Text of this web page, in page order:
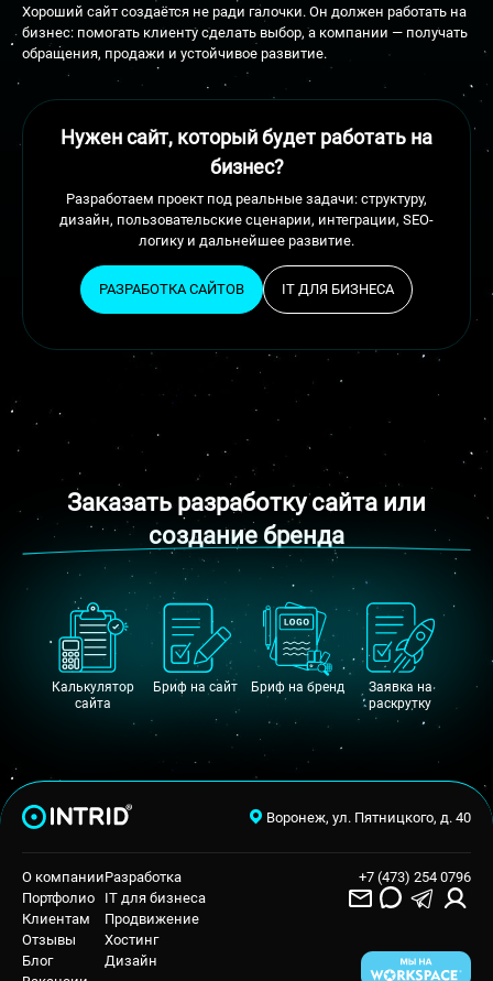
Хороший сайт создаётся не ради галочки. Он должен работать на
бизнес: помогать клиенту сделать выбор, а компании — получать
обращения, продажи и устойчивое развитие.
Нужен сайт, который будет работать на
бизнес?
Разработаем проект под реальные задачи: структуру,
дизайн, пользовательские сценарии, интеграции, SEO-
логику и дальнейшее развитие.
РАЗРАБОТКА САЙТОВ IT ДЛЯ БИЗНЕСА
Заказать разработку сайта или
создание бренда
Калькулятор
сайта
Бриф на сайт Бриф на бренд
Заявка на
раскрутку
Воронеж, ул. Пятницкого, д. 40
О компании
Портфолио
Клиентам
Отзывы
Блог
Разработка
IT для бизнеса
Продвижение
Хостинг
Дизайн
+7 (473) 254 0796